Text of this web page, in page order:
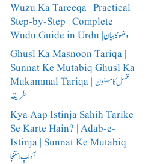
Wuzu Ka Tareeqa | Practical
Step-by-Step | Complete
Wudu Guide in Urdu |وضو کا بیان
Ghusl Ka Masnoon Tariqa |
Sunnat Ke Mutabiq Ghusl Ka
Mukammal Tariqa | غسل کا مسنون
طریقہ
Kya Aap Istinja Sahih Tarike
Se Karte Hain? | Adab-e-
Istinja | Sunnat Ke Mutabiq
آدابِ استنجا